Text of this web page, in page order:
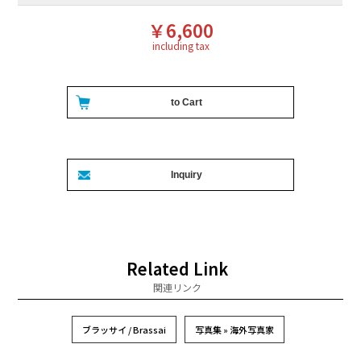
￥6,600
including tax
Related Link
関連リンク
ブラッサイ / Brassai 写真集 » 海外写真家